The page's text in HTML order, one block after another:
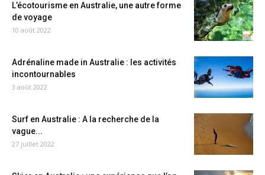
L’écotourisme en Australie, une autre forme
de voyage
10 août 2022
Adrénaline made in Australie : les activités
incontournables
3 août 2022
Surf en Australie : A la recherche de la
vague...
27 juillet 2022